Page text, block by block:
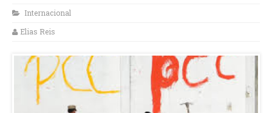
Internacional
Elias Reis